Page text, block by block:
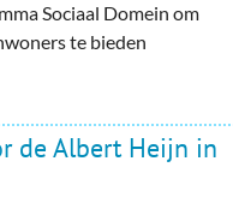
Sociaal Domein om
te bieden
de Albert Heijn in